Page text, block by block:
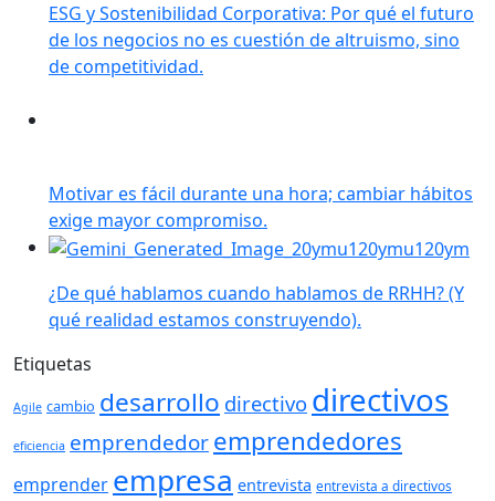
ESG y Sostenibilidad Corporativa: Por qué el futuro
de los negocios no es cuestión de altruismo, sino
de competitividad.
Motivar es fácil durante una hora; cambiar hábitos
exige mayor compromiso.
¿De qué hablamos cuando hablamos de RRHH? (Y
qué realidad estamos construyendo).
Etiquetas
Agile cambio desarrollo directivo directivos
eficiencia emprendedoremprendedores
emprender empresa entrevista entrevista a directivos